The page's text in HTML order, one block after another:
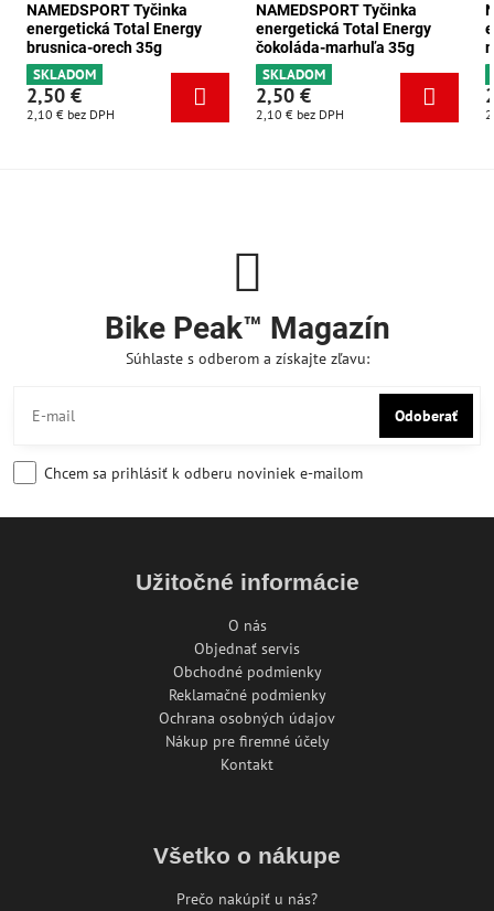
NAMEDSPORT Tyčinka
energetická Total Energy
brusnica-orech 35g
SKLADOM
2,50 €
2,10 € bez DPH
NAMEDSPORT Tyčinka
energetická Total Energy
čokoláda-marhuľa 35g
SKLADOM
2,50 €
2,10 € bez DPH
Bike Peak™ Magazín
Súhlaste s odberom a získajte zľavu:
Odoberať
Chcem sa prihlásiť k odberu noviniek e-mailom
Užitočné informácie
O nás
Objednať servis
Obchodné podmienky
Reklamačné podmienky
Ochrana osobných údajov
Nákup pre firemné účely
Kontakt
Všetko o nákupe
Prečo nakúpiť u nás?